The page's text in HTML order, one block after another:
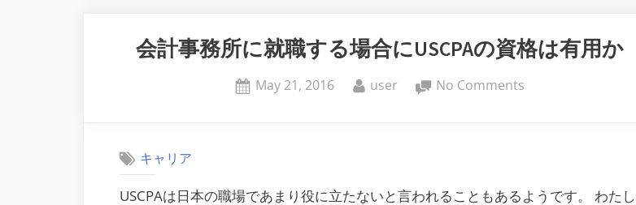
forward”
会計事務所に就職する場合にUSCPAの資格は有用か
Posted
May 21, 2016 By
user No Comments
所
キャリア
USCPAは日本の職場であまり役に立たないと言われることもあるようです。 わたし